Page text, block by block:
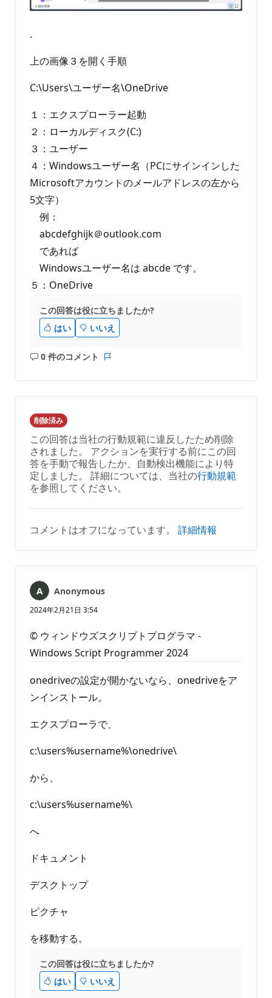
.
上の画像３を開く手順
C:\Users\ユーザー名\OneDrive
１：エクスプローラー起動
２：ローカルディスク(C:)
３：ユーザー
４：Windowsユーザー名（PCにサインインした
Microsoftアカウントのメールアドレスの左から
5文字）
例：
abcdefghijk＠outlook.com
であれば
Windowsユーザー名は abcde です。
５：OneDrive
この回答は役に立ちましたか?
はい
いいえ
0 件のコメント
コ
は
あ
り
ま
せ
ん
削除済み
この回答は当社の行動規範に違反したため削除
されました。 アクションを実行する前にこの回
答を手動で報告したか、自動検出機能により特
定しました。 詳細については、当社の行動規範
を参照してください。
コメントはオフになっています。 詳細情報
Anonymous
2024年2月21日 3:54
© ウィンドウズスクリプトプログラマ -
Windows Script Programmer 2024
onedriveの設定が開かないなら、onedriveをア
ンインストール。
エクスプローラで、
c:\users%username%\onedrive\
から、
c:\users%username%\
へ
ドキュメント
デスクトップ
ピクチャ
を移動する。
この回答は役に立ちましたか?
はい
いいえ